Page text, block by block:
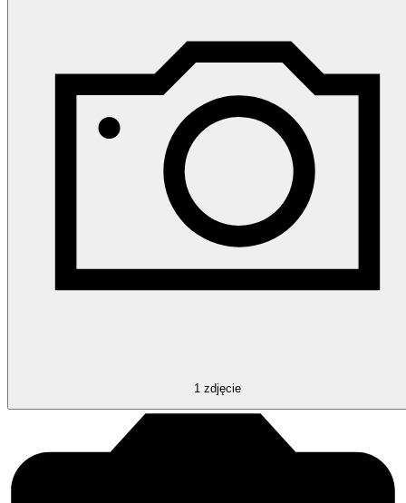
1 zdjęcie